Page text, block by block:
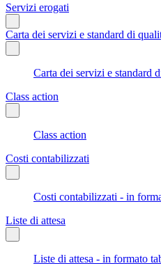
Servizi erogati
Carta dei servizi e standard di
Carta dei servizi e standard
Class action
Class action
Costi contabilizzati
Costi contabilizzati - in
Liste di attesa
Liste di attesa - in formato